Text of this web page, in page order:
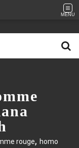
MENU
rouge, homo